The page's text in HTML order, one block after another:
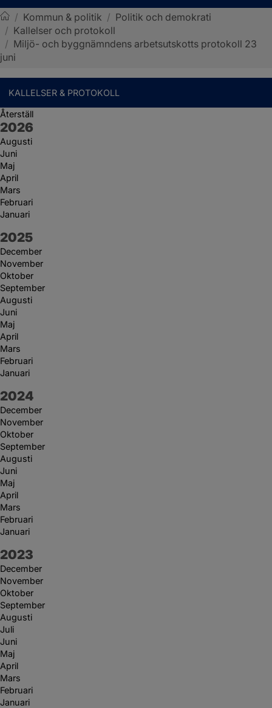
Sotenäs kommun
/ Kommun & politik / Politik och demokrati
/ Kallelser och protokoll
/ Miljö- och byggnämndens arbetsutskotts protokoll 23
juni
KALLELSER & PROTOKOLL
Återställ
År:
2026
Augusti
Juni
Maj
April
Mars
Februari
Januari
År:
2025
December
November
Oktober
September
Augusti
Juni
Maj
April
Mars
Februari
Januari
År:
2024
December
November
Oktober
September
Augusti
Juni
Maj
April
Mars
Februari
Januari
År:
2023
December
November
Oktober
September
Augusti
Juli
Juni
Maj
April
Mars
Februari
Januari